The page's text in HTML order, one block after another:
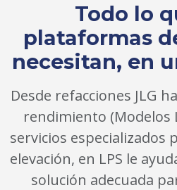
Todo lo
plataformas
necesitan, en
Desde refacciones JLG
rendimiento (Modelos
servicios especializados
elevación, en LPS le
solución adecuada